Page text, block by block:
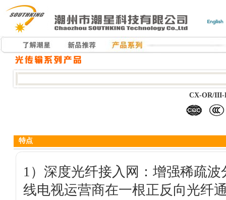
CX-OR/III-
特点
1）深度光纤接入网：增强稀疏
线电视运营商在一根正反向光纤